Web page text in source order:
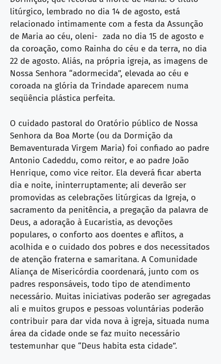
litúrgico, lembrado no dia 14 de agosto, está
relacionado intimamente com a festa da Assunção
de Maria ao céu, oleni- zada no dia 15 de agosto e
da coroação, como Rainha do céu e da terra, no dia
22 de agosto. Aliás, na própria igreja, as imagens de
Nossa Senhora “adormecida”, elevada ao céu e
coroada na glória da Trindade aparecem numa
seqüência plástica perfeita.
O cuidado pastoral do Oratório público de Nossa
Senhora da Boa Morte (ou da Dormição da
Bemaventurada Virgem Maria) foi confiado ao padre
Antonio Cadeddu, como reitor, e ao padre João
Henrique, como vice reitor. Ela deverá ficar aberta
dia e noite, ininterruptamente; ali deverão ser
promovidas as celebrações litúrgicas da Igreja, o
sacramento da penitência, a pregação da palavra de
Deus, a adoração à Eucaristia, as devoções
populares, o conforto aos doentes e aflitos, a
acolhida e o cuidado dos pobres e dos necessitados
de atenção fraterna e samaritana. A Comunidade
Aliança de Misericórdia coordenará, junto com os
padres responsáveis, todo tipo de atendimento
necessário. Muitas iniciativas poderão ser agregadas
ali e muitos grupos e pessoas voluntárias poderão
contribuir para dar vida nova à igreja, situada numa
área da cidade onde se faz muito necessário
testemunhar que “Deus habita esta cidade”.